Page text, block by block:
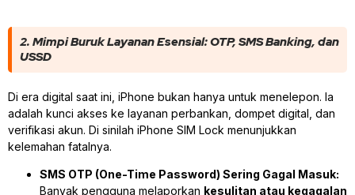
2. Mimpi Buruk Layanan Esensial: OTP, SMS Banking, dan
USSD
Di era digital saat ini, iPhone bukan hanya untuk menelepon. Ia
adalah kunci akses ke layanan perbankan, dompet digital, dan
verifikasi akun. Di sinilah iPhone SIM Lock menunjukkan
kelemahan fatalnya.
SMS OTP (One-Time Password) Sering Gagal Masuk:
Banyak pengguna melaporkan kesulitan atau kegagalan